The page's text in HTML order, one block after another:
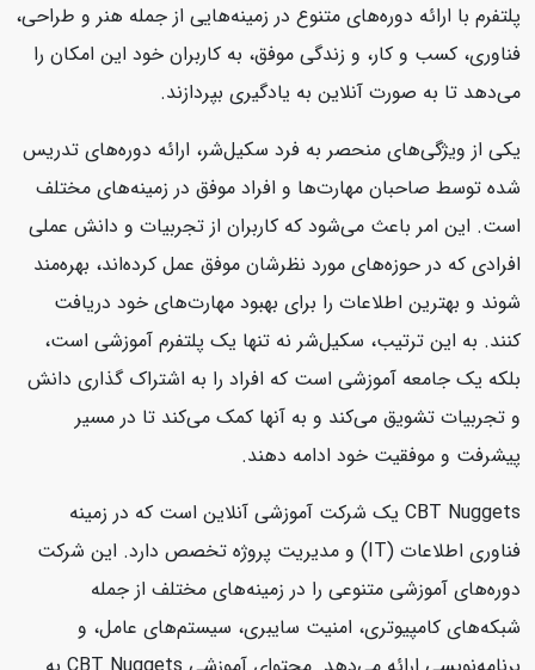
پلتفرم با ارائه دوره‌های متنوع در زمینه‌هایی از جمله هنر و طراحی،
فناوری، کسب و کار، و زندگی موفق، به کاربران خود این امکان را
می‌دهد تا به صورت آنلاین به یادگیری بپردازند.
یکی از ویژگی‌های منحصر به فرد سکیل‌شر، ارائه دوره‌های تدریس
شده توسط صاحبان مهارت‌ها و افراد موفق در زمینه‌های مختلف
است. این امر باعث می‌شود که کاربران از تجربیات و دانش عملی
افرادی که در حوزه‌های مورد نظرشان موفق عمل کرده‌اند، بهره‌مند
شوند و بهترین اطلاعات را برای بهبود مهارت‌های خود دریافت
کنند. به این ترتیب، سکیل‌شر نه تنها یک پلتفرم آموزشی است،
بلکه یک جامعه آموزشی است که افراد را به اشتراک گذاری دانش
و تجربیات تشویق می‌کند و به آنها کمک می‌کند تا در مسیر
پیشرفت و موفقیت خود ادامه دهند.
CBT Nuggets یک شرکت آموزشی آنلاین است که در زمینه
فناوری اطلاعات (IT) و مدیریت پروژه تخصص دارد. این شرکت
دوره‌های آموزشی متنوعی را در زمینه‌های مختلف از جمله
شبکه‌های کامپیوتری، امنیت سایبری، سیستم‌های عامل، و